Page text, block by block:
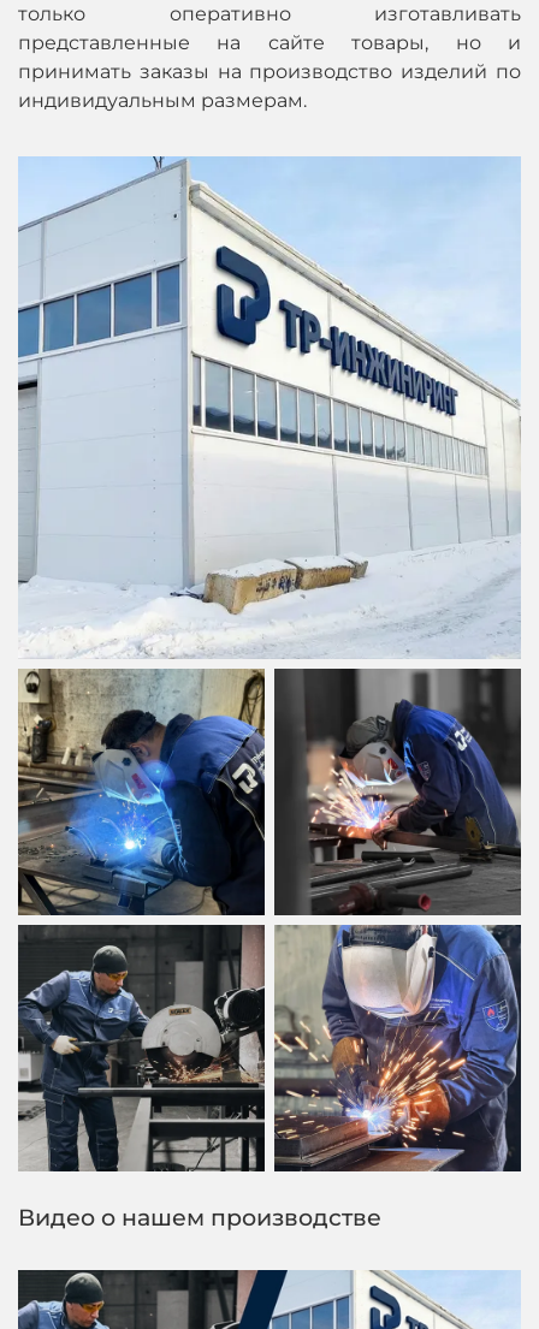
только оперативно изготавливать
представленные на сайте товары, но и
принимать заказы на производство изделий по
индивидуальным размерам.
Видео о нашем производстве